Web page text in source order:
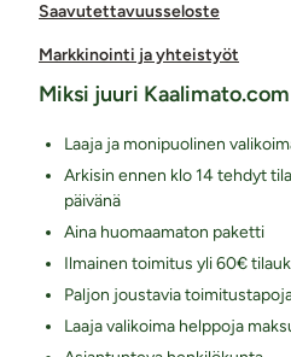
Saavutettavuusseloste
Markkinointi ja yhteistyöt
Miksi juuri Kaalimato.com
Laaja ja monipuolinen
Arkisin ennen klo 14 tehdyt
päivänä
Aina huomaamaton paketti
Ilmainen toimitus yli 60€
Paljon joustavia
Laaja valikoima helppoja